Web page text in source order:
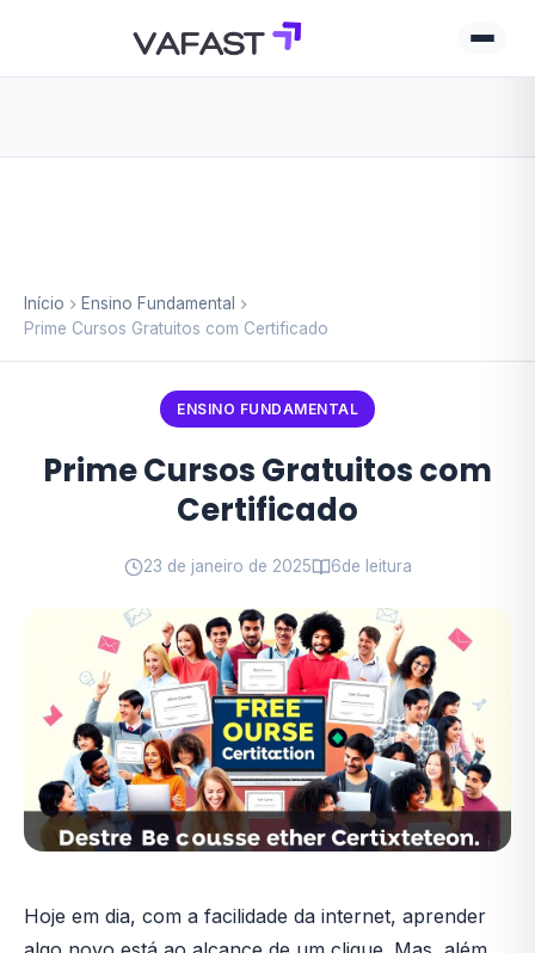
Início
Ensino Fundamental
Prime Cursos Gratuitos com Certificado
ENSINO FUNDAMENTAL
Prime Cursos Gratuitos com
Certificado
23 de janeiro de 2025 6de leitura
Hoje em dia, com a facilidade da internet, aprender